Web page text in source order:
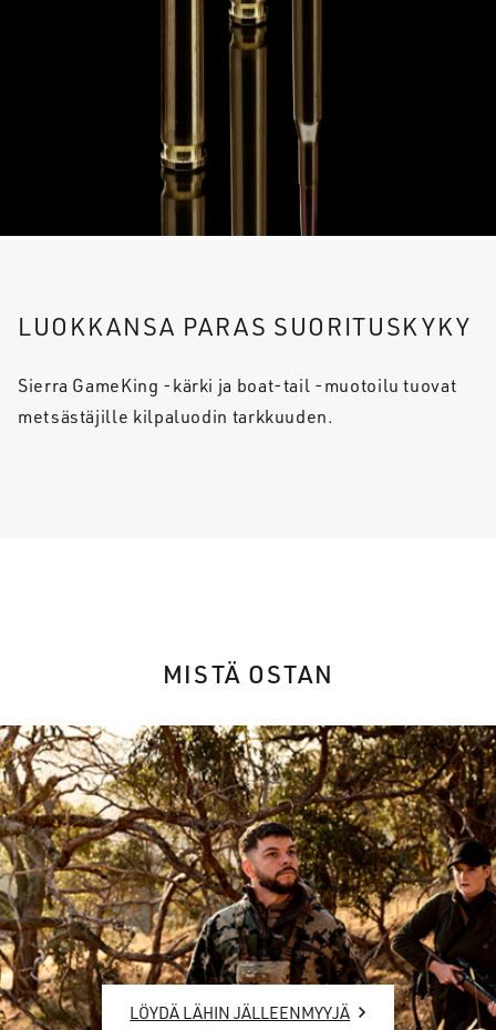
LUOKKANSA PARAS SUORITUSKYKY
Sierra GameKing -kärki ja boat-tail -muotoilu tuovat
metsästäjille kilpaluodin tarkkuuden.
MISTÄ OSTAN
LÖYDÄ LÄHIN JÄLLEENMYYJÄ